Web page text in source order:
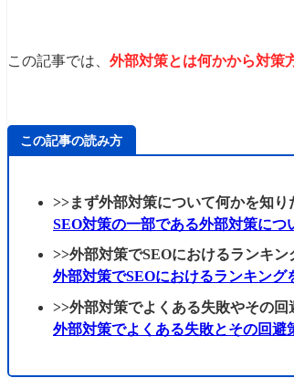
この記事では、 外部対策とは何かから対策
この記事の読み方
>>まず外部対策について何かを知り
SEO対策の一部である外部対策につ
>>外部対策でSEOにおけるランキ
外部対策でSEOにおけるランキング
>>外部対策でよくある失敗やその
外部対策でよくある失敗とその回避